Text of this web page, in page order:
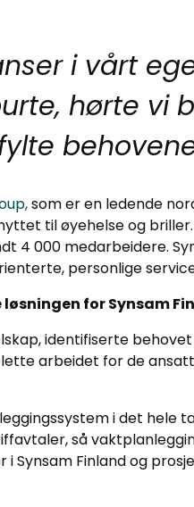
i vårt
hørte vi
som er en ledende
til øyehelse og
4 000 medarbeidere.
personlige
for Synsam
identifiserte
arbeidet for de
i det hele
så
i Synsam Finland og